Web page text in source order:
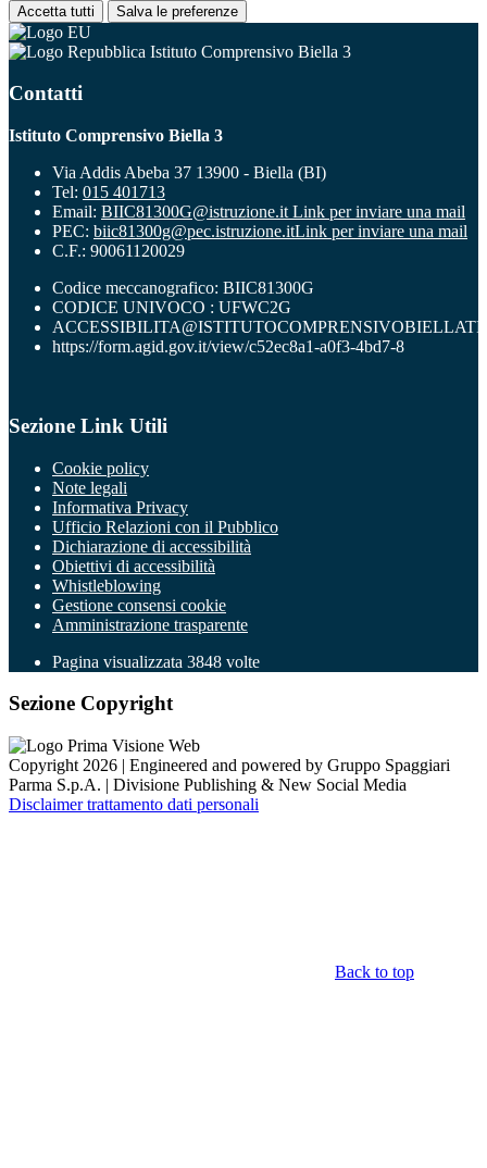
Accetta tutti Salva le preferenze
Istituto Comprensivo Biella 3
Contatti
Istituto Comprensivo Biella 3
Via Addis Abeba 37 13900 - Biella (BI)
Tel: 015 401713
Email: BIIC81300G@istruzione.it Link per inviare una mail
PEC: biic81300g@pec.istruzione.itLink per inviare una mail
C.F.: 90061120029
Codice meccanografico: BIIC81300G
CODICE UNIVOCO : UFWC2G
https://form.agid.gov.it/view/c52ec8a1-a0f3-4bd7-8
Sezione Link Utili
Cookie policy
Note legali
Informativa Privacy
Ufficio Relazioni con il Pubblico
Dichiarazione di accessibilità
Obiettivi di accessibilità
Whistleblowing
Gestione consensi cookie
Amministrazione trasparente
Pagina visualizzata 3848 volte
Sezione Copyright
Copyright 2026 | Engineered and powered by Gruppo Spaggiari
Parma S.p.A. | Divisione Publishing & New Social Media
Disclaimer trattamento dati personali
Back to top